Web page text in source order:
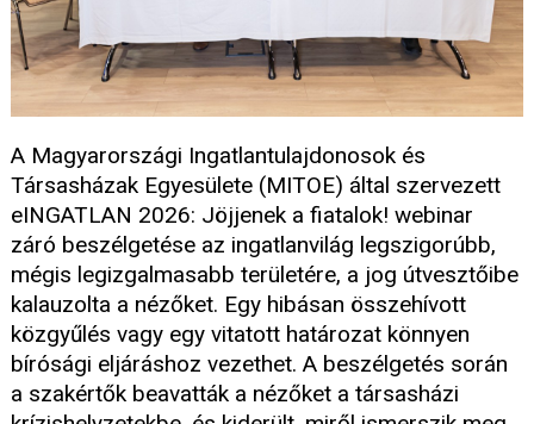
A Magyarországi Ingatlantulajdonosok és
Társasházak Egyesülete (MITOE) által szervezett
eINGATLAN 2026: Jöjjenek a fiatalok! webinar
záró beszélgetése az ingatlanvilág legszigorúbb,
mégis legizgalmasabb területére, a jog útvesztőibe
kalauzolta a nézőket. Egy hibásan összehívott
közgyűlés vagy egy vitatott határozat könnyen
bírósági eljáráshoz vezethet. A beszélgetés során
a szakértők beavatták a nézőket a társasházi